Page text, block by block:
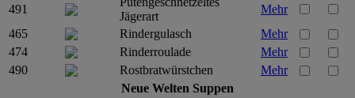
491
Jägerart
Mehr
465
Rindergulasch
Mehr
474
Rinderroulade
Mehr
490
Rostbratwürstchen
Mehr
Neue Welten Suppen